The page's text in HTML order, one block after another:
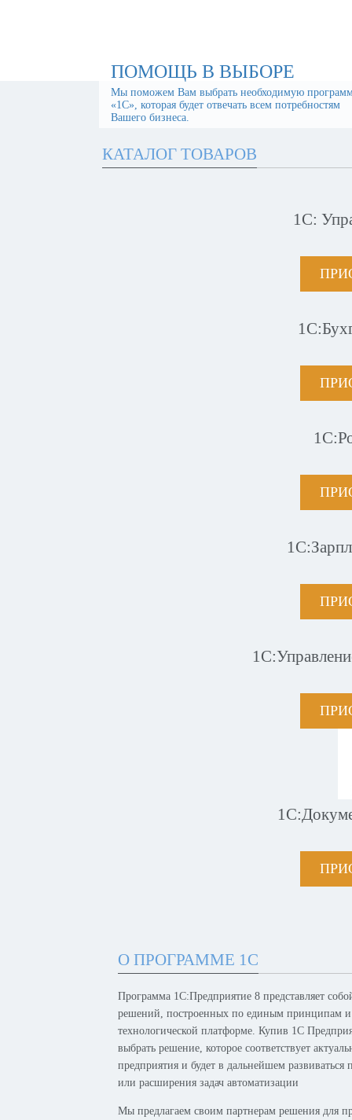
ПОМОЩЬ В ВЫБОРЕ
Мы поможем Вам выбрать необходимую
«1С», которая будет отвечать всем потребностям
Вашего бизнеса.
КАТАЛОГ ТОВАРОВ
1С:
О ПРОГРАММЕ 1С
Программа 1С:Предприятие 8 представляет
решений, построенных по единым принципам
технологической платформе. Купив 1С
выбрать решение, которое соответствует
предприятия и будет в дальнейшем развиваться
или расширения задач автоматизации
Мы предлагаем своим партнерам решения для